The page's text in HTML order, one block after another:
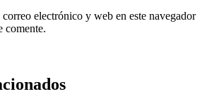
electrónico y web en este navegador
comente.